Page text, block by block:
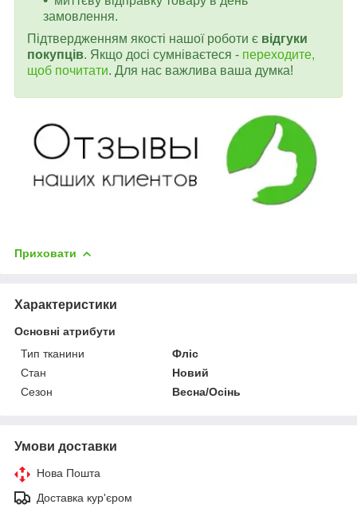
замовлення.
Підтвердженням якості нашої роботи є відгуки
покупців. Якщо досі сумніваєтеся - переходите,
щоб почитати. Для нас важлива ваша думка!
Приховати
Характеристики
Основні атрибути
Тип тканини
Фліс
Стан
Новий
Сезон
Весна/Осінь
Умови доставки
Нова Пошта
Доставка кур'єром